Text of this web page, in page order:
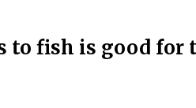
to fish is good for